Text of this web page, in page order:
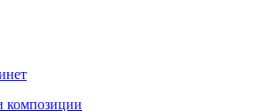
композиции